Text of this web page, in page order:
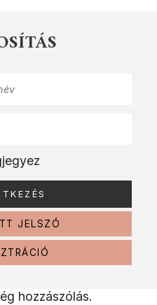
JELSZÓ
hozzászólás.